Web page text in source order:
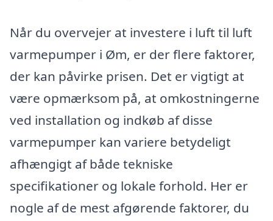
Når du overvejer at investere i luft til luft
varmepumper i Øm, er der flere faktorer,
der kan påvirke prisen. Det er vigtigt at
være opmærksom på, at omkostningerne
ved installation og indkøb af disse
varmepumper kan variere betydeligt
afhængigt af både tekniske
specifikationer og lokale forhold. Her er
nogle af de mest afgørende faktorer, du